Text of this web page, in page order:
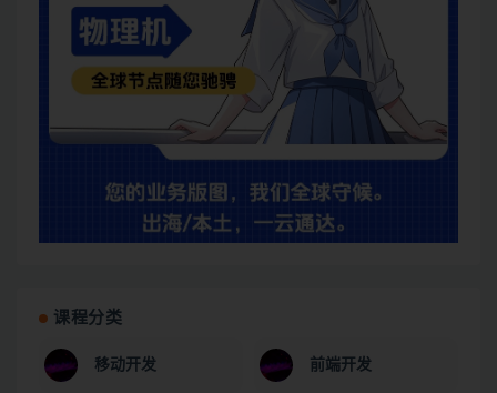
课程分类
移动开发 前端开发